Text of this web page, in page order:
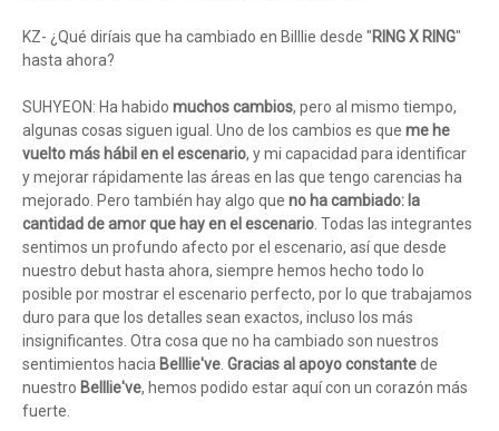
KZ- ¿Qué diríais que ha cambiado en Billlie desde "RING X RING"
hasta ahora?
SUHYEON: Ha habido muchos cambios, pero al mismo tiempo,
algunas cosas siguen igual. Uno de los cambios es que me he
vuelto más hábil en el escenario, y mi capacidad para identificar
y mejorar rápidamente las áreas en las que tengo carencias ha
mejorado. Pero también hay algo que no ha cambiado: la
cantidad de amor que hay en el escenario . Todas las integrantes
sentimos un profundo afecto por el escenario, así que desde
nuestro debut hasta ahora, siempre hemos hecho todo lo
posible por mostrar el escenario perfecto, por lo que trabajamos
duro para que los detalles sean exactos, incluso los más
insignificantes. Otra cosa que no ha cambiado son nuestros
sentimientos hacia Belllie've Gracias al apoyo constantede
nuestro Belllie've, hemos podido estar aquí con un corazón más
fuerte.